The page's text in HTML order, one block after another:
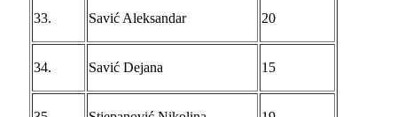
33. Savić Aleksandar 20
34. Savić Dejana 15